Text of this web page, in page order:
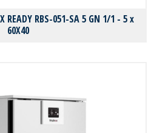
READY RBS-051-SA 5 GN 1/1 - 5 x
60X40